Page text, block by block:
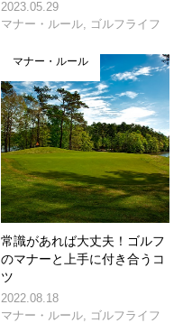
2023.05.29
マナー・ルール
ゴルフライフ
マナー・ルール
常識があれば大丈夫！ゴルフ
のマナーと上手に付き合うコ
ツ
2022.08.18
マナー・ルール
ゴルフライフ